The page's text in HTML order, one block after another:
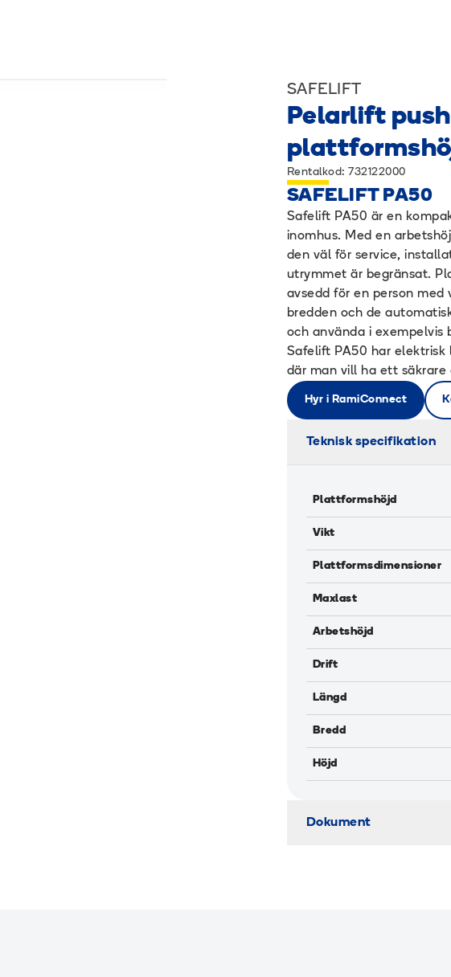
SAFELIFT
Pelarlift
Rentalkod: 732122000
SAFELIFT PA50
Safelift PA50 är en
inomhus. Med en
den väl för service,
utrymmet är begränsat.
avsedd för en person med
bredden och de
och använda i exempelvis
Safelift PA50 har
där man vill ha ett
Hyr i RamiConnect
Teknisk specifikation
Plattformshöjd
Vikt
Plattformsdimensioner
Maxlast
Arbetshöjd
Drift
Längd
Bredd
Höjd
Dokument